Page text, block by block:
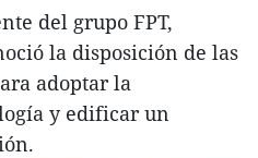
del grupo FPT,
la disposición de las
adoptar la
y edificar un